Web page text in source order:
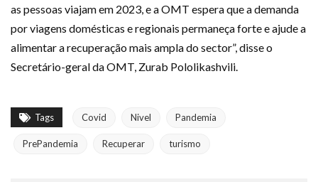
as pessoas viajam em 2023, e a OMT espera que a demanda
por viagens domésticas e regionais permaneça forte e ajude a
alimentar a recuperação mais ampla do sector”, disse o
Secretário-geral da OMT, Zurab Pololikashvili.
Tags Covid Nivel Pandemia
PrePandemia Recuperar turismo